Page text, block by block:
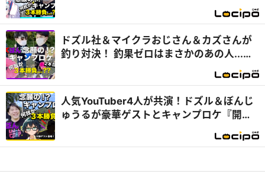
ドズル社＆マイクラおじさん＆カズさんが
釣り対決！ 釣果ゼロはまさかのあの人...
人気YouTuber4人が共演！ドズル＆ぼんじ
ゅうるが豪華ゲストとキャンプロケ『開